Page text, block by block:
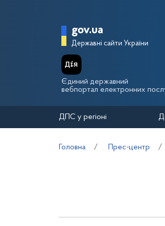
Головна
gov.ua
Державні сайти України
Єдиний державний
вебпортал електронних
ДПС у регіоні
Головна Прес-центр